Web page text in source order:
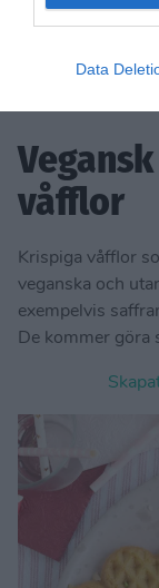
Data
våfflor
Krispiga våfflor
veganska och
exempelvis
De kommer göra